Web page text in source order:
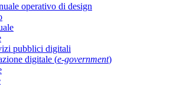
operativo di design
pubblici digitali
digitale (e-government)